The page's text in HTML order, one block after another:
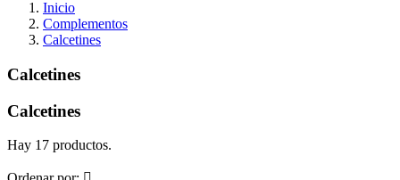
Inicio
Complementos
Calcetines
Calcetines
Calcetines
Hay 17 productos.